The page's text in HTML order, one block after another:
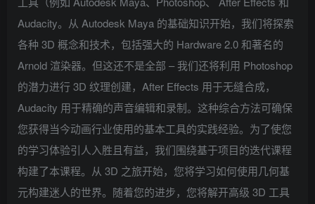
Audacity。从 Autodesk Maya 的基础知识开始，我们将探索
各种 3D 概念和技术，包括强大的 Hardware 2.0 和著名的
Arnold 渲染器。但这还不是全部 – 我们还将利用 Photoshop
的潜力进行 3D 纹理创建，After Effects 用于无缝合成，
Audacity 用于精确的声音编辑和录制。这种综合方法可确保
您获得当今动画行业使用的基本工具的实践经验。为了使您
的学习体验引人入胜且有益，我们围绕基于项目的迭代课程
构建了本课程。从 3D 之旅开始，您将学习如何使用几何基
元构建迷人的世界。随着您的进步，您将解开高级 3D 工具